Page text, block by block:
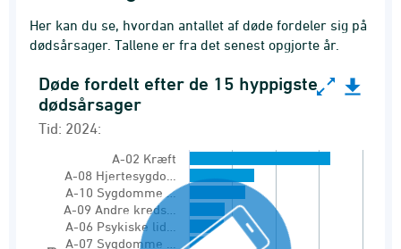
Her kan du se, hvordan antallet af døde fordeler sig på
dødsårsager. Tallene er fra det senest opgjorte år.
Døde fordelt efter de 15 hyppigste dødsårsager
Bar chart with 15 bars.
Døde
View as data table, Døde fordelt efter de 15
The chart has 1 X axis displaying Dødsårsag.
Døde fordelt efter de 15 hyppigste
dødsårsager
Tid: 2024:
A-02 Kræft
A-08 Hjertesygdo…
A-10 Sygdomme …
A-09 Andre kreds…
A-06 Psykiske lid…
A-07 Sygdomme …